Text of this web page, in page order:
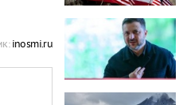
inosmi.ru